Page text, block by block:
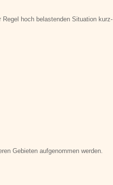
Regel hoch belastenden Situation kurz­
Gebieten aufgenommen werden.